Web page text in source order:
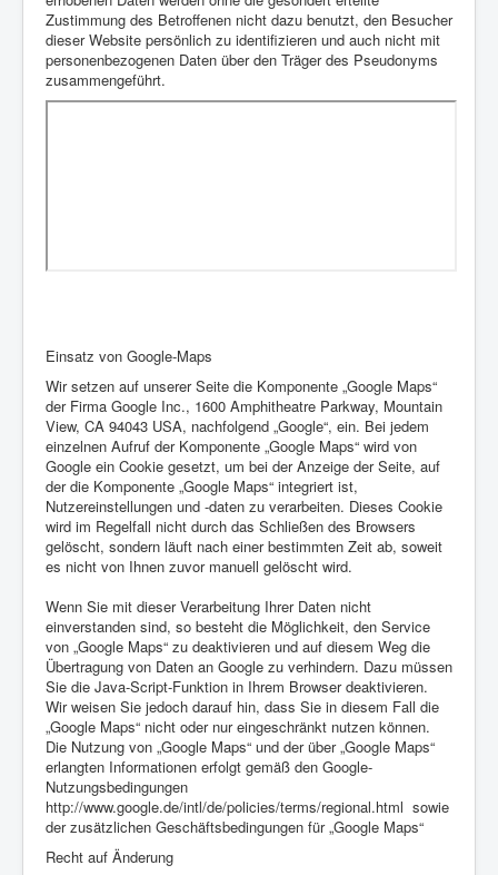
Zustimmung des Betroffenen nicht dazu benutzt, den Besucher
dieser Website persönlich zu identifizieren und auch nicht mit
personenbezogenen Daten über den Träger des Pseudonyms
zusammengeführt.
Einsatz von Google-Maps
Wir setzen auf unserer Seite die Komponente „Google Maps“
der Firma Google Inc., 1600 Amphitheatre Parkway, Mountain
View, CA 94043 USA, nachfolgend „Google“, ein. Bei jedem
einzelnen Aufruf der Komponente „Google Maps“ wird von
Google ein Cookie gesetzt, um bei der Anzeige der Seite, auf
der die Komponente „Google Maps“ integriert ist,
Nutzereinstellungen und -daten zu verarbeiten. Dieses Cookie
wird im Regelfall nicht durch das Schließen des Browsers
gelöscht, sondern läuft nach einer bestimmten Zeit ab, soweit
es nicht von Ihnen zuvor manuell gelöscht wird.
Wenn Sie mit dieser Verarbeitung Ihrer Daten nicht
einverstanden sind, so besteht die Möglichkeit, den Service
von „Google Maps“ zu deaktivieren und auf diesem Weg die
Übertragung von Daten an Google zu verhindern. Dazu müssen
Sie die Java-Script-Funktion in Ihrem Browser deaktivieren.
Wir weisen Sie jedoch darauf hin, dass Sie in diesem Fall die
„Google Maps“ nicht oder nur eingeschränkt nutzen können.
Die Nutzung von „Google Maps“ und der über „Google Maps“
erlangten Informationen erfolgt gemäß den Google-
Nutzungsbedingungen
http://www.google.de/intl/de/policies/terms/regional.html sowie
der zusätzlichen Geschäftsbedingungen für „Google Maps“
Recht auf Änderung